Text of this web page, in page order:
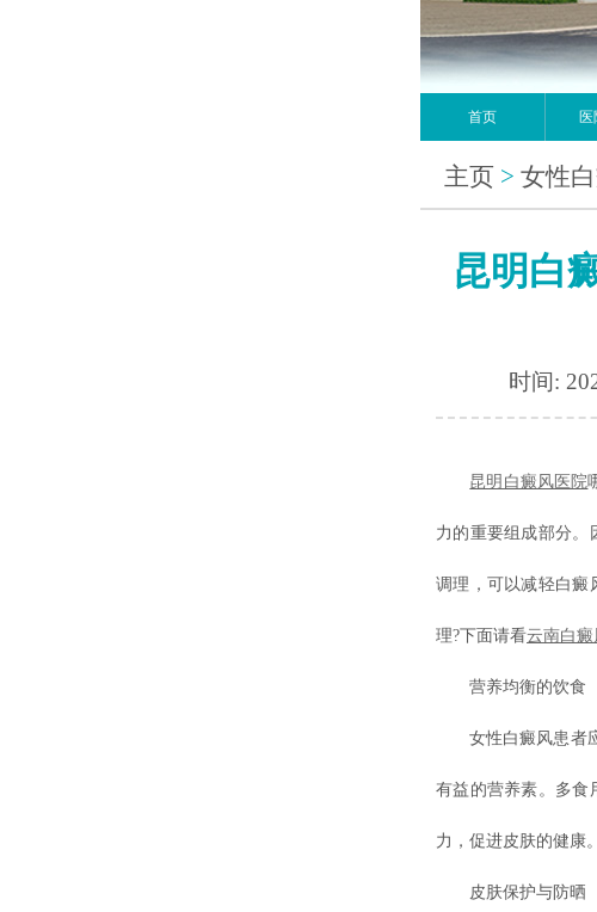
首页
主页 > 女性
昆明白
时间:
昆明白癜风医院
力的重要组成部分。
调理，可以减轻白癜
理?下面请看云南白
营养均衡的饮食
女性白癜风患者应
有益的营养素。多食
力，促进皮肤的健康。
皮肤保护与防晒